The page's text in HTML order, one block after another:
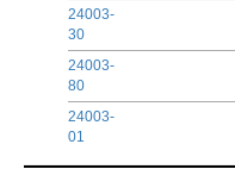
24003-
30
24003-
80
24003-
01